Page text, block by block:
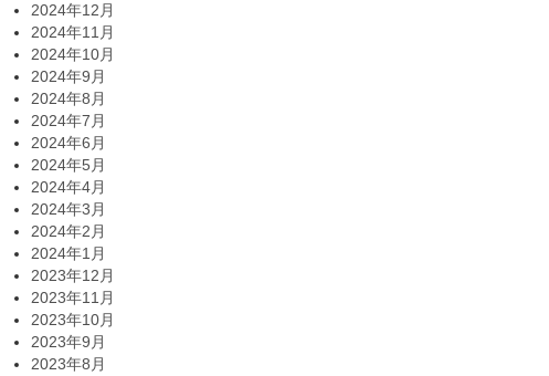
2024年12月
2024年11月
2024年10月
2024年9月
2024年8月
2024年7月
2024年6月
2024年5月
2024年4月
2024年3月
2024年2月
2024年1月
2023年12月
2023年11月
2023年10月
2023年9月
2023年8月